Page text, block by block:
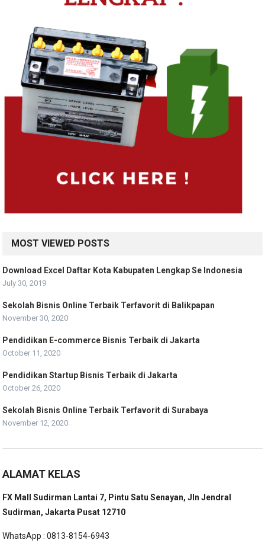
MOST VIEWED POSTS
Download Excel Daftar Kota Kabupaten Lengkap Se Indonesia
July 30, 2019
Sekolah Bisnis Online Terbaik Terfavorit di Balikpapan
November 30, 2020
Pendidikan E-commerce Bisnis Terbaik di Jakarta
October 11, 2020
Pendidikan Startup Bisnis Terbaik di Jakarta
October 26, 2020
Sekolah Bisnis Online Terbaik Terfavorit di Surabaya
November 12, 2020
ALAMAT KELAS
FX Mall Sudirman Lantai 7, Pintu Satu Senayan, Jln Jendral
Sudirman, Jakarta Pusat 12710
WhatsApp : 0813-8154-6943